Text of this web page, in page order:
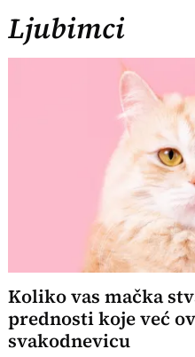
Ljubimci
Koliko vas mačka
prednosti koje već
svakodnevicu